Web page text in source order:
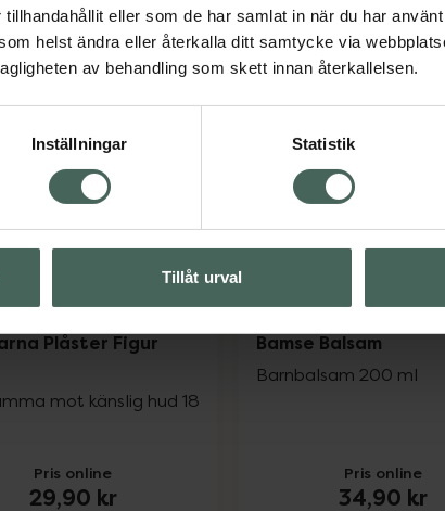
eller som de har samlat in när du har
helst ändra eller återkalla ditt samtycke via
av behandling som skett innan återkallelsen.
Inställningar Statistik
Tillåt urval
Pris online
54 kr
Pris online
61 kr
Plåster Figur
mot känslig hud 18
Pris online
29,90 kr
Bamse Balsam
Barnbalsam 200 ml
Pris online
34,90 kr